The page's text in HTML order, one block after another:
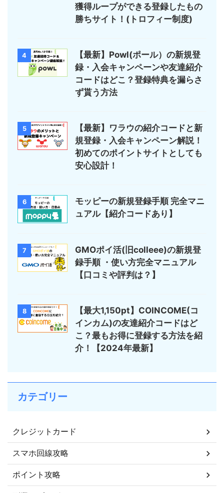
獲得ループができる登録したもの
勝ちサイト！(トロフィー制度)
4
【最新】Powl(ポール）の新規登
録・入会キャンペーンや友達紹介
コードはどこ？登録特典を漏らさ
ず貰う方法
5
【最新】ワラウの紹介コードと新
規登録・入会キャンペーン解説！
初めてのポイントサイトとしても
安心設計！
6
モッピーの新規登録手順 完全マニ
ュアル【紹介コードあり】
7
GMOポイ活(旧colleee)の新規登
録手順 ・使い方完全マニュアル
【口コミや評判は？】
8
【最大1,150pt】COINCOME(コ
インカム)の友達紹介コードはど
こ？最もお得に登録する方法を紹
介！【2024年最新】
カテゴリー
クレジットカード
スマホ回線攻略
ポイント攻略